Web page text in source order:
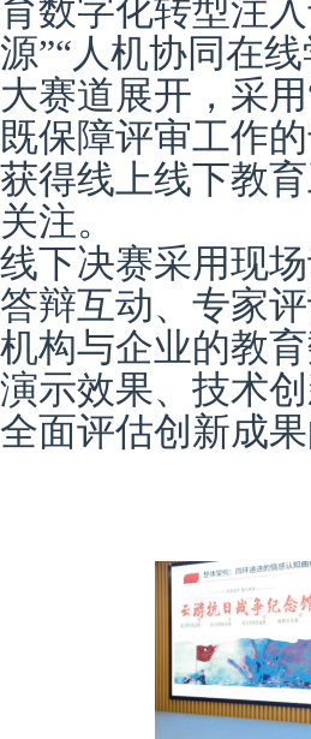
育数字化转型注
源”“人机协同在
大赛道展开，采
既保障评审工作
获得线上线下教
关注。
线下决赛采用现
答辩互动、专家评
机构与企业的教育
演示效果、技术
全面评估创新成